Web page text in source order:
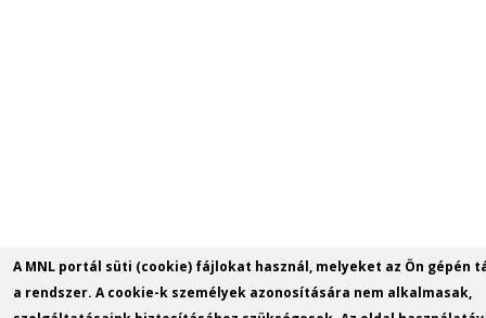
A MNL portál süti (cookie) fájlokat használ, melyeket az Ön gépén
a rendszer. A cookie-k személyek azonosítására nem alkalmasak,